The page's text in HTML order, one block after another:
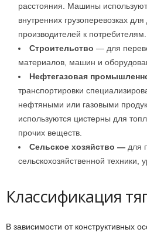
расстояния. Машины
внутренних грузоперевозках
производителей к потребителям.
Строительство — для
материалов, машин и
Нефтегазовая
транспортировки
нефтяными или газовыми
используются цистерны для
прочих веществ.
Сельское хозяйство — для
сельскохозяйственной техники,
Классификация
В зависимости от конструктивных